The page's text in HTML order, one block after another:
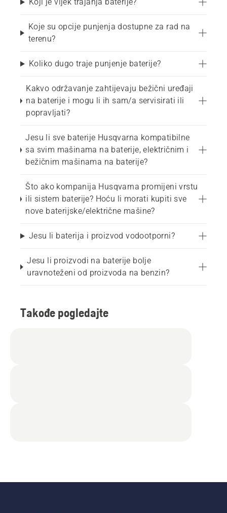
Koje su opcije punjenja dostupne za rad na
terenu?
Koliko dugo traje punjenje baterije?
Kakvo održavanje zahtijevaju bežični uređaji
na baterije i mogu li ih sam/a servisirati ili
popravljati?
Jesu li sve baterije Husqvarna kompatibilne
sa svim mašinama na baterije, električnim i
bežičnim mašinama na baterije?
Što ako kompanija Husqvarna promijeni vrstu
ili sistem baterije? Hoću li morati kupiti sve
nove baterijske/električne mašine?
Jesu li baterija i proizvod vodootporni?
Jesu li proizvodi na baterije bolje
uravnoteženi od proizvoda na benzin?
Takođe pogledajte